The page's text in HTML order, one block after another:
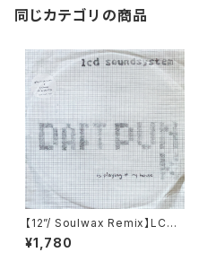
同じカテゴリの商品
【12”/ Soulwax Remix】LCD
Soundsystem / Daft Punk I
s Playing At My House (DF
¥1,780